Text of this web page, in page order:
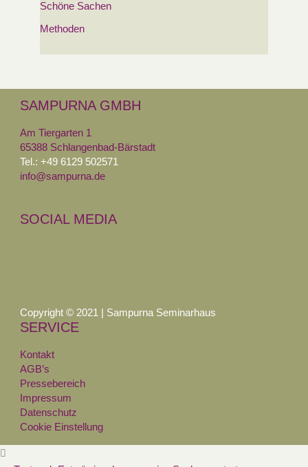
Schöne Sachen
Methoden
SAMPURNA GMBH
Am Tiergarten 1
65388 Schlangenbad-Bärstadt
Tel.: +49 6129 502571
info@sampurna.de
SOCIAL MEDIA
Copyright © 2021 | Sampurna Seminarhaus
SERVICE
Kontakt
AGB’s
Pressebereich
Impressum
Datenschutz
Cookie Einstellung